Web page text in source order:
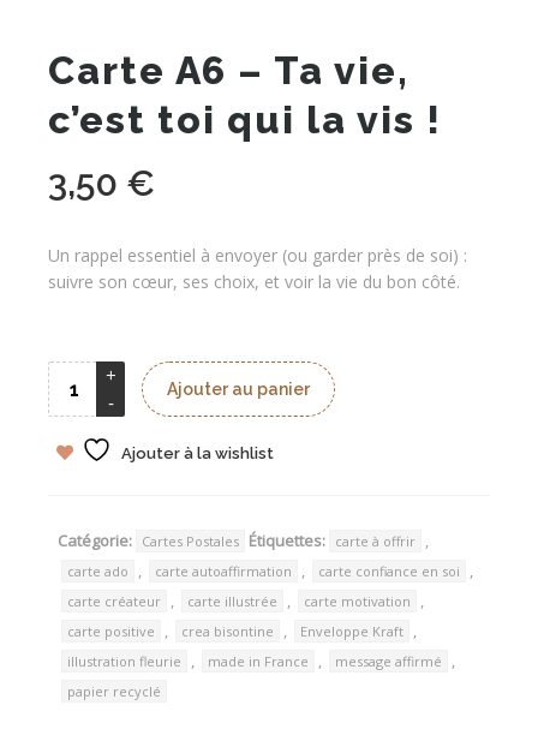
Carte A6 – Ta vie,
c’est toi qui la vis !
3,50 €
Un rappel essentiel à envoyer (ou garder près de soi) :
suivre son cœur, ses choix, et voir la vie du bon côté.
Ajouter au panier
Ajouter à la wishlist
Catégorie: Cartes Postales Étiquettes: carte à offrir ,
carte ado , carte autoaffirmation , carte confiance en soi ,
carte créateur , carte illustrée , carte motivation ,
carte positive , crea bisontine , Enveloppe Kraft ,
illustration fleurie , made in France , message affirmé ,
papier recyclé